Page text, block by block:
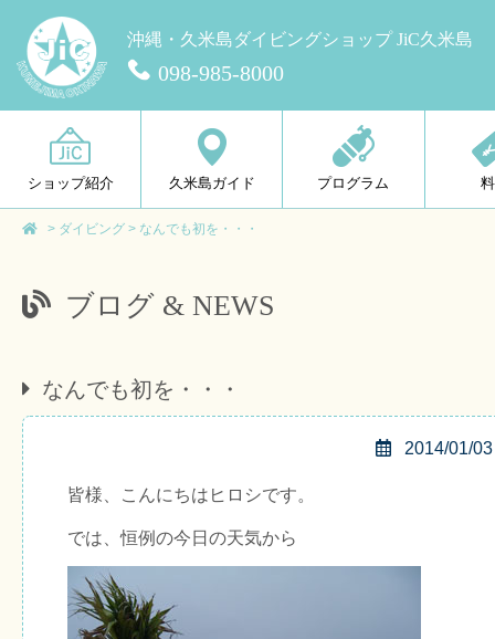
沖縄・久米島ダイビングショップ JiC久米島
098-985-8000
ショップ紹介 久米島ガイド プログラム
> ダイビング > なんでも初を・・・
ブログ & NEWS
なんでも初を・・・
2014/01/03
皆様、こんにちはヒロシです。
では、恒例の今日の天気から